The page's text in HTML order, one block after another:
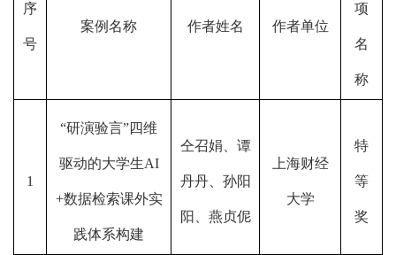
序
号
案例名称 作者姓名 作者单位
项
名
称
1
“研演验言”四维
驱动的大学生AI
+数据检索课外实
践体系构建
仝召娟、谭
丹丹、孙阳
阳、燕贞伲
上海财经
大学
特
等
奖